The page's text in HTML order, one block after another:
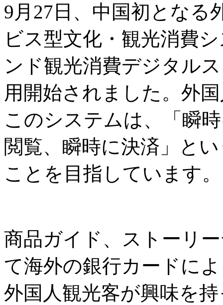
9月27日、中国初となる
ビス型文化・観光消費
ンド観光消費デジタル
用開始されました。外
このシステムは、「瞬
閲覧、瞬時に決済」と
ことを目指しています。
商品ガイド、ストーリ
て海外の銀行カードに
外国人観光客が興味を